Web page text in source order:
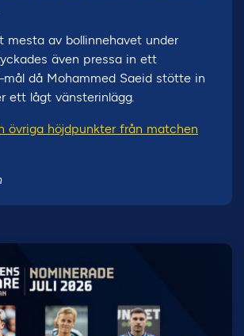
mesta av bollinnehavet under
även pressa in ett
mål då Mohammed Saeid stötte in
ett lågt vänsterinlägg.
övriga höjdpunkter från matchen